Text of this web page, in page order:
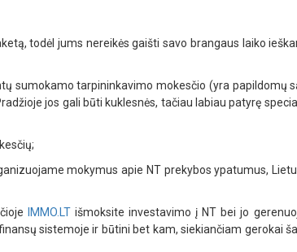
todėl jums nereikės gaišti savo brangaus laiko
sumokamo tarpininkavimo mokesčio (yra papildomų
jos gali būti kuklesnės, tačiau labiau patyrę
mokymus apie NT prekybos ypatumus,
IMMO.LTišmoksite investavimo į NT bei jo
sistemoje ir būtini bet kam, siekiančiam gerokai